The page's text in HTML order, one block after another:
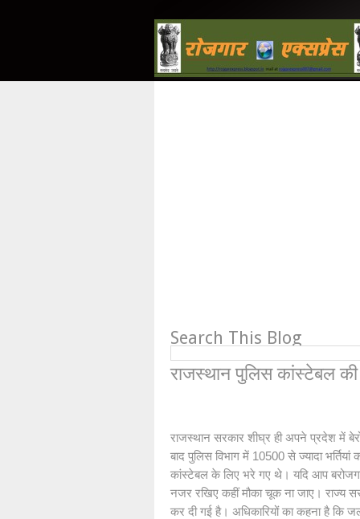
Search This Blog
राजस्थान पुलिस कांस्टेबल की
राजस्थान सरकार शीघ्र ही अपने प्रदेश में
बाद पुलिस विभाग में 10500 से ज्यादा
कांस्टेबल के लिए भरे गए थे। यदि आप
नजर रखिए कहीं मौका चूक ना जाए। राज्य
कर दी गई है। अधिकारियों का कहना है कि